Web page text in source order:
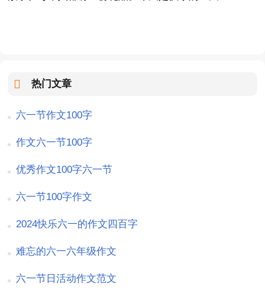
热门文章
六一节作文100字
作文六一节100字
优秀作文100字六一节
六一节100字作文
2024快乐六一的作文四百字
难忘的六一六年级作文
六一节日活动作文范文